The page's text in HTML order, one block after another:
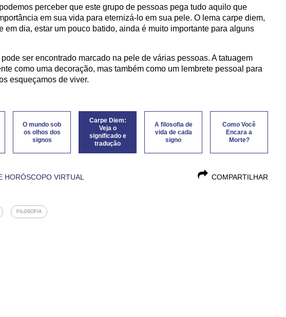
perceber que este grupo de pessoas pega tudo aquilo que
em sua vida para eternizá-lo em sua pele. O lema carpe diem,
em dia, estar um pouco batido, ainda é muito importante para alguns
ser encontrado marcado na pele de várias pessoas. A tatuagem
como uma decoração, mas também como um lembrete pessoal para
esqueçamos de viver.
O mundo sob
os olhos dos
signos
Carpe Diem:
Veja o
significado e
tradução
A filosofia de
vida de cada
signo
Como Você
Encara a
Morte?
COMPARTILHAR
HORÓSCOPO VIRTUAL
FILOSOFIA